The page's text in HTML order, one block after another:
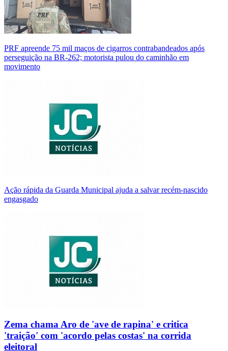
PRF apreende 75 mil maços de cigarros contrabandeados após
perseguição na BR-262; motorista pulou do caminhão em
movimento
Ação rápida da Guarda Municipal ajuda a salvar recém-nascido
engasgado
Zema chama Aro de 'ave de rapina' e critica
'traição' com 'acordo pelas costas' na corrida
eleitoral